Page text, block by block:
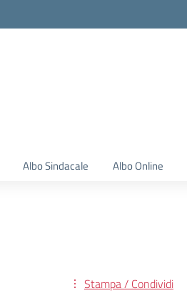
Albo Sindacale Albo Online
Stampa / Condividi